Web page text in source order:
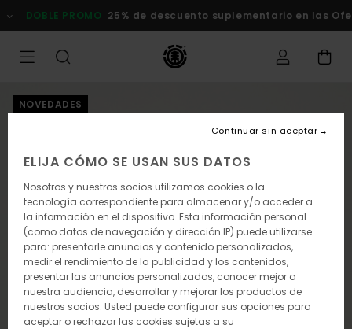
la
PROMO 25% de descuento suplementario en las Ofertas
NOVEDADES
ELIJA CÓMO SE USAN SUS DATOS
Nosotros y nuestros socios utilizamos cookies o la
tecnología correspondiente para almacenar y/o acceder a
la información en el dispositivo. Esta información personal
(como datos de navegación y dirección IP) puede utilizarse
para: presentarle anuncios y contenido personalizados,
medir el rendimiento de la publicidad y los contenidos,
presentar las anuncios personalizados, conocer mejor a
nuestra audiencia, desarrollar y mejorar los productos de
nuestros socios. Usted puede configurar sus opciones para
aceptar o rechazar las cookies sujetas a su
Continuar sin aceptar